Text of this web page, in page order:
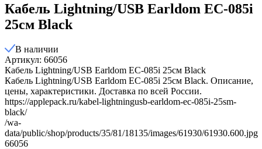
Кабель Lightning/USB Earldom EC-085i
25см Black
В наличии
Артикул: 66056
Кабель Lightning/USB Earldom EC-085i 25см Black
Кабель Lightning/USB Earldom EC-085i 25см Black. Описание,
цены, характеристики. Доставка по всей России.
https://applepack.ru/kabel-lightningusb-earldom-ec-085i-25sm-
black/
/wa-
data/public/shop/products/35/81/18135/images/61930/61930.600.jpg
66056